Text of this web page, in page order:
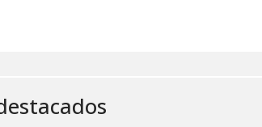
Página web en Segovia: Casa La